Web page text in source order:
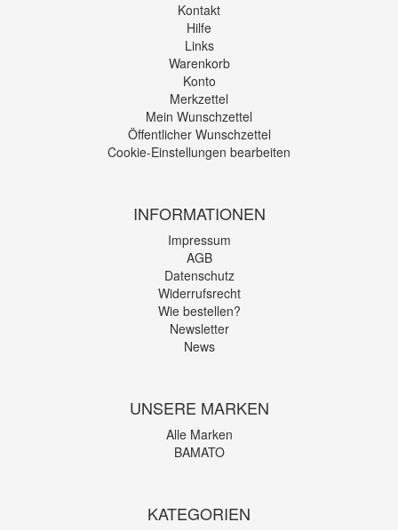
Kontakt
Hilfe
Links
Warenkorb
Konto
Merkzettel
Mein Wunschzettel
Öffentlicher Wunschzettel
Cookie-Einstellungen bearbeiten
INFORMATIONEN
Impressum
AGB
Datenschutz
Widerrufsrecht
Wie bestellen?
Newsletter
News
UNSERE MARKEN
Alle Marken
BAMATO
KATEGORIEN